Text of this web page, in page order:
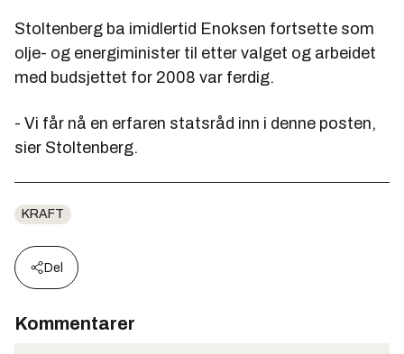
Stoltenberg ba imidlertid Enoksen fortsette som
olje- og energiminister til etter valget og arbeidet
med budsjettet for 2008 var ferdig.
- Vi får nå en erfaren statsråd inn i denne posten,
sier Stoltenberg.
KRAFT
Del
Kommentarer